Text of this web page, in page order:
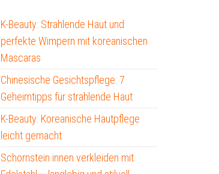
K-Beauty: Strahlende Haut und
perfekte Wimpern mit koreanischen
Mascaras
Chinesische Gesichtspflege: 7
Geheimtipps für strahlende Haut
K-Beauty: Koreanische Hautpflege
leicht gemacht
Schornstein innen verkleiden mit